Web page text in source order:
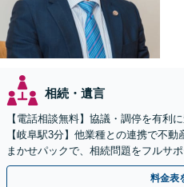
相続・遺言
【電話相談無料】協議・調停を有利
【岐阜駅3分】他業種との連携で不
まかせパックで、相続問題をフルサ
【電話相談・ビデオ面談あり】【完
料金表